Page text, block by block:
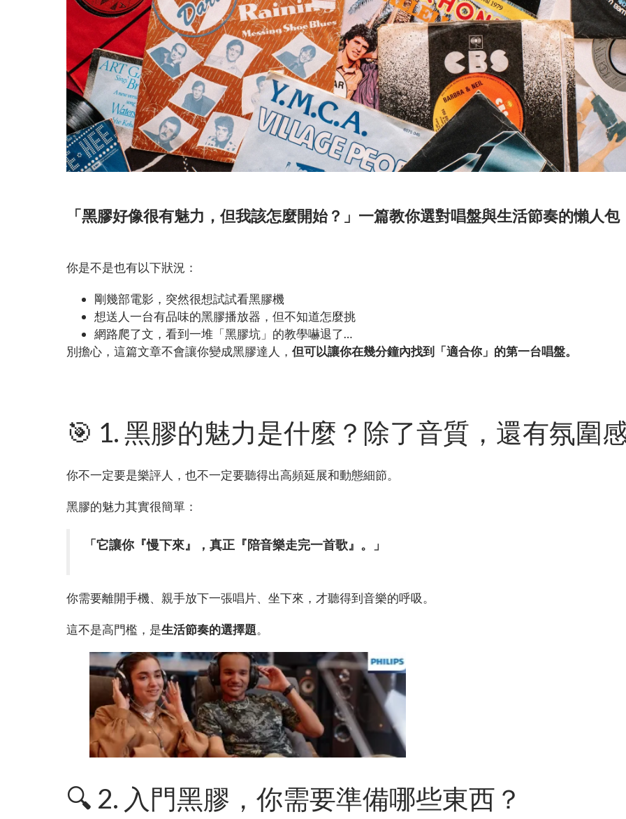
「黑膠好像很有魅力，但我該怎麼開始？」一篇教你選對唱盤與生活節奏的懶人包
你是不是也有以下狀況：
剛幾部電影，突然很想試試看黑膠機
想送人一台有品味的黑膠播放器，但不知道怎麼挑
網路爬了文，看到一堆「黑膠坑」的教學嚇退了…
別擔心，這篇文章不會讓你變成黑膠達人， 但可以讓你在幾分鐘內找到「適合你」的第一台唱盤。
🎯 1. 黑膠的魅力是什麼？除了音質，還有氛圍
你不一定要是樂評人，也不一定要聽得出高頻延展和動態細節。
黑膠的魅力其實很簡單：
「它讓你『慢下來』，真正『陪音樂走完一首歌』。」
你需要離開手機、親手放下一張唱片、坐下來，才聽得到音樂的呼吸。
這不是高門檻，是生活節奏的選擇題。
🔍 2. 入門黑膠，你需要準備哪些東西？